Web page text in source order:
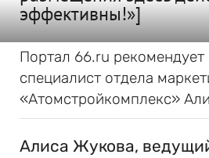
эффективны!»]
Портал 66.ru
специалист отдела
«Атомстройкомплекс»
Алиса Жукова,